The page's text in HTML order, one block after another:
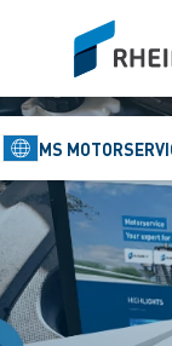
siteLogo
MS